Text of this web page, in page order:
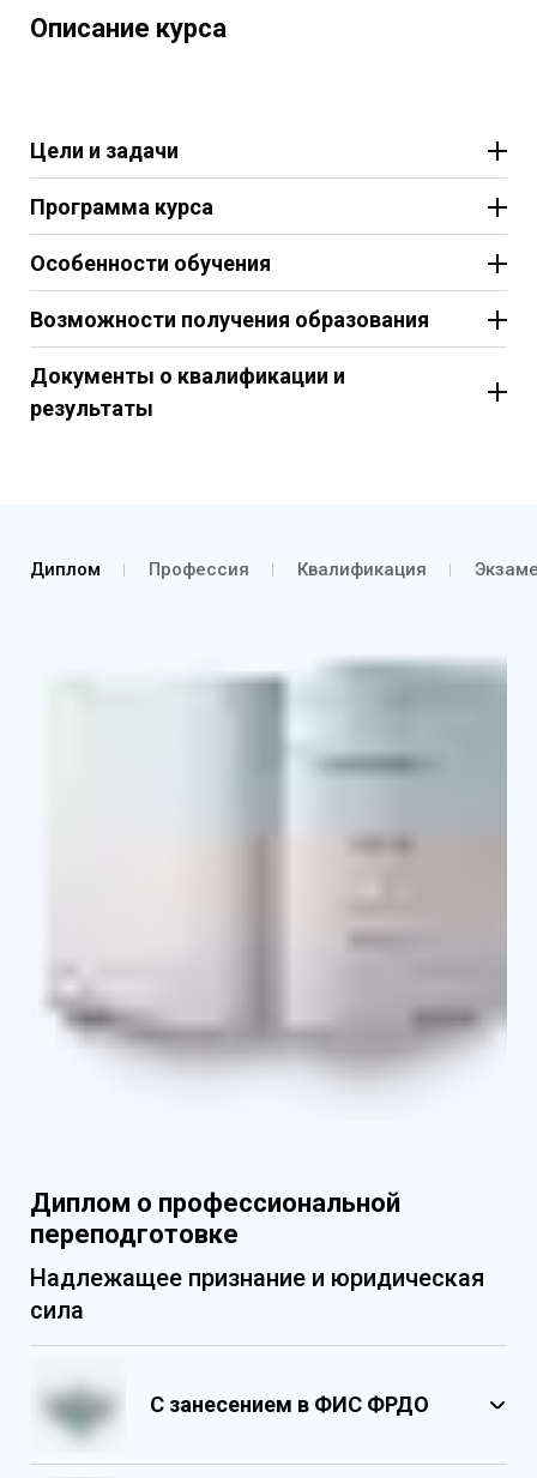
Описание курса
Цели и задачи
Программа курса
Особенности обучения
Возможности получения образования
Документы о квалификации и
результаты
Выписка из протокола об аттестации и о
базовых и профильных дисциплин
Диплом Профессия Квалификация
Диплом о профессиональной
переподготовке
Надлежащее признание и юридическая
сила
С занесением в ФИС ФРДО